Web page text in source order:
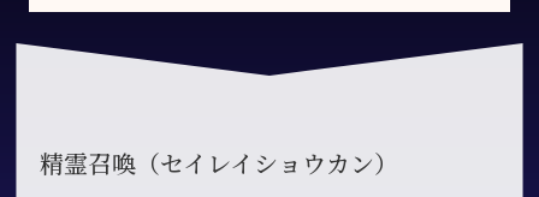
精霊召喚（セイレイショウカン）